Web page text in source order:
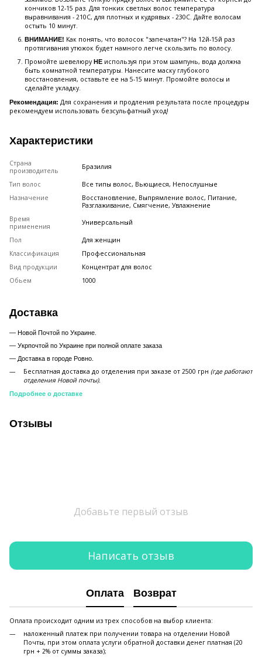
кончиков 12-15 раз. Для тонких светлых волос температура
выравнивания - 210С, для плотных и кудрявых - 230С. Дайте волосам
остыть 10 минут.
ВНИМАНИЕ! Как понять, что волосок "запечатан"? На 12й-15й раз
протягивания утюжок будет намного легче скользить по волосу.
Промойте шевелюру НЕ используя при этом шампунь, вода должна
быть комнатной температуры. Нанесите мaску глубокого
восстановления, оставьте ее на 5-15 минут. Промойте волосы и
сделайте укладку.
Рекомендация: Для сохранения и продления результата после процедуры
рекомендуем использовать безсульфатный уход!
Характеристики
Страна
производитель
Бразилия
Тип волос
Все типы волос, Вьющиеся, Непослушные
Назначение
Восстановление, Выпрямление волос, Питание,
Разглаживание, Смягчение, Увлажнение
Время
применения
Универсальный
Пол
Для женщин
Классификация
Профессиональная
Вид продукции
Концентрат для волос
Обьем
1000
Доставка
— Новой Почтой по Украине.
— Укрпочтой по Украине при полной оплате заказа
— Доставка в городе Ровно.
Бесплатная доставка до отделения при заказе от 2500 грн (где работают
отделения Новой почты).
Подробнее о доставке
Отзывы
Добавьте первый отзыв
Написать отзыв
Оплата Возврат
Оплата происходит одним из трех способов на выбор клиента:
наложенный платеж при получении товара на отделении Новой
Почты, при этом оплата услуги обратной доставки денег платная (20
грн + 2% от суммы заказа);